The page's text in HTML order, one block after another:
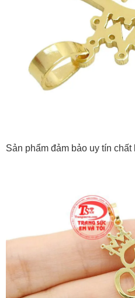
Sản phẩm đảm bảo uy tín